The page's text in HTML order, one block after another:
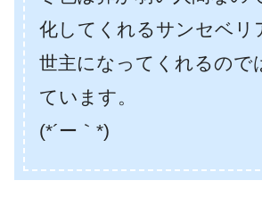
化してくれるサンセベリ
世主になってくれるので
ています。
(*´ー｀*)